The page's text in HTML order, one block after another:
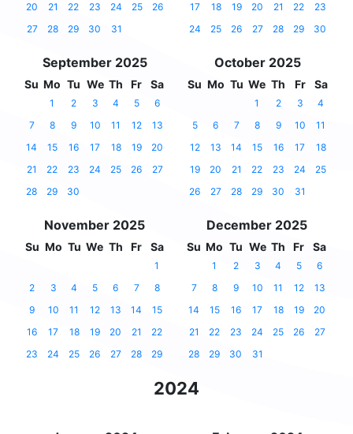
20 21 22 23 24 25
26
27
28 29 30 31
17 18 19 20 21 22
23
24
25 26 27 28 29 30
September 2025
Su Mo Tu We Th Fr Sa
1 2 3 4 5
6
7
8 9 10 11 12
13
14
15 16 17 18 19
20
21
22 23 24 25 26
27
28
29 30
October 2025
Su Mo Tu We Th Fr Sa
1 2 3
4
5
6 7 8 9 10
11
12
13 14 15 16 17
18
19
20 21 22 23 24
25
26
27 28 29 30 31
November 2025
Su Mo Tu We Th Fr Sa
1
2
3 4 5 6 7
8
9
10 11 12 13 14
15
16
17 18 19 20 21
22
23
24 25 26 27 28 29
December 2025
Su Mo Tu We Th Fr Sa
1 2 3 4 5
6
7
8 9 10 11 12
13
14
15 16 17 18 19
20
21
22 23 24 25 26
27
28
29 30 31
2024